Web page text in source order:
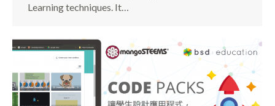
Learning techniques. It…